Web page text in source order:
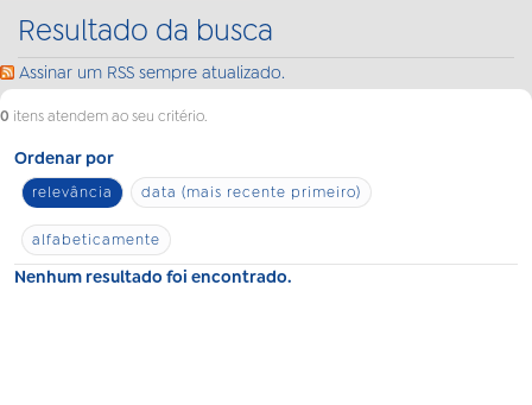
Resultado da busca
Assinar um RSS sempre atualizado.
0 itens atendem ao seu critério.
Ordenar por
relevância data (mais recente primeiro)
alfabeticamente
Nenhum resultado foi encontrado.